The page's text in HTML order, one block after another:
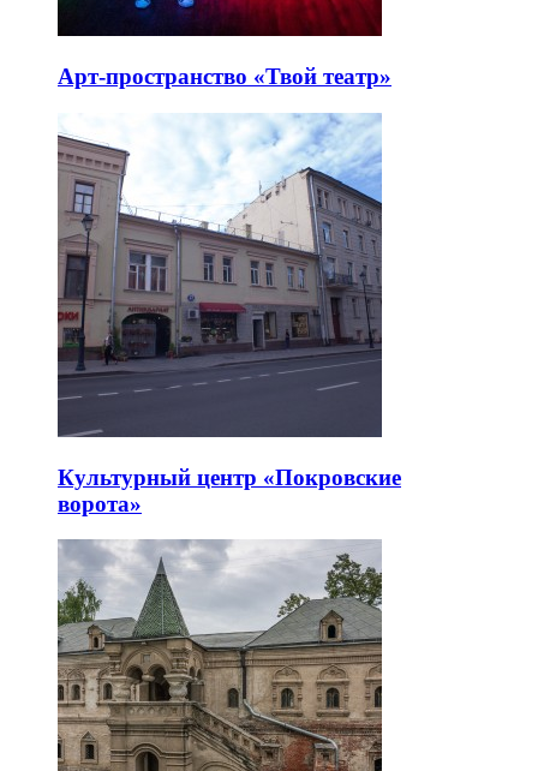
Арт-пространство «Твой театр»
Культурный центр «Покровские
ворота»